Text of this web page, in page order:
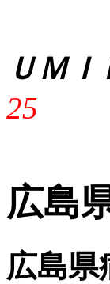
ＵＭ
25
広島
広島県